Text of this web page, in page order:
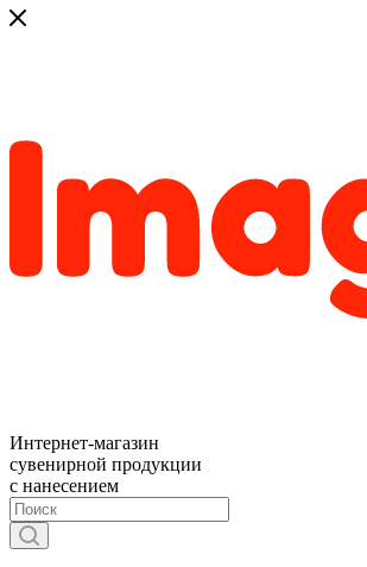
Интернет-магазин
сувенирной продукции
с нанесением